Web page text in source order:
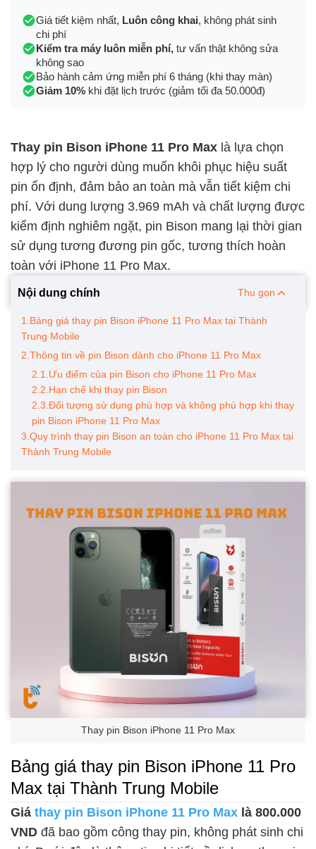
Giá tiết kiệm nhất, Luôn công khai, không phát sinh
chi phí
Kiểm tra máy luôn miễn phí, tư vấn thật không sửa
không sao
Bảo hành cảm ứng miễn phí 6 tháng (khi thay màn)
Giảm 10% khi đặt lịch trước (giảm tối đa 50.000đ)
Thay pin Bison iPhone 11 Pro Max là lựa chọn
hợp lý cho người dùng muốn khôi phục hiệu suất
pin ổn định, đảm bảo an toàn mà vẫn tiết kiệm chi
phí. Với dung lượng 3.969 mAh và chất lượng được
kiểm định nghiêm ngặt, pin Bison mang lại thời gian
sử dụng tương đương pin gốc, tương thích hoàn
toàn với iPhone 11 Pro Max.
Nội dung chính Thu gọn
1.Bảng giá thay pin Bison iPhone 11 Pro Max tại Thành
Trung Mobile
2.Thông tin về pin Bison dành cho iPhone 11 Pro Max
2.1.Ưu điểm của pin Bison cho iPhone 11 Pro Max
2.2.Hạn chế khi thay pin Bison
2.3.Đối tượng sử dụng phù hợp và không phù hợp khi thay
pin Bison iPhone 11 Pro Max
3.Quy trình thay pin Bison an toàn cho iPhone 11 Pro Max tại
Thành Trung Mobile
Thay pin Bison iPhone 11 Pro Max
Bảng giá thay pin Bison iPhone 11 Pro
Max tại Thành Trung Mobile
Giá thay pin Bison iPhone 11 Pro Max là 800.000
VND đã bao gồm công thay pin, không phát sinh chi